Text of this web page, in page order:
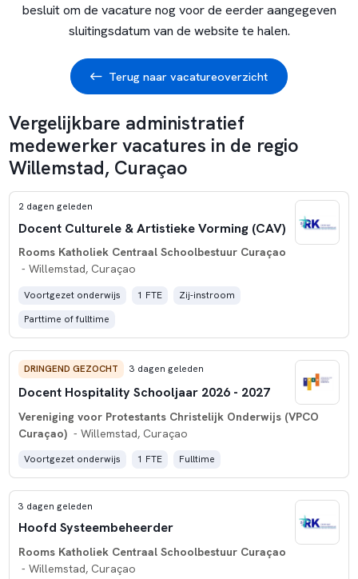
besluit om de vacature nog voor de eerder aangegeven
sluitingsdatum van de website te halen.
Terug naar vacatureoverzicht
Vergelijkbare administratief
medewerker vacatures in de regio
Willemstad, Curaçao
2 dagen geleden
Docent Culturele & Artistieke Vorming (CAV)
Rooms Katholiek Centraal Schoolbestuur Curaçao
- Willemstad, Curaçao
Voortgezet onderwijs 1 FTE
Zij-instroom
Parttime of fulltime
DRINGEND GEZOCHT 3 dagen geleden
Docent Hospitality Schooljaar 2026 - 2027
Vereniging voor Protestants Christelijk Onderwijs (VPCO
Curaçao) - Willemstad, Curaçao
Voortgezet onderwijs 1 FTE Fulltime
3 dagen geleden
Hoofd Systeembeheerder
Rooms Katholiek Centraal Schoolbestuur Curaçao
- Willemstad, Curaçao